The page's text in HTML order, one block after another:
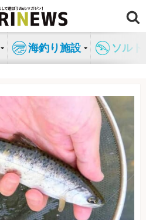
海釣り施設 ソル